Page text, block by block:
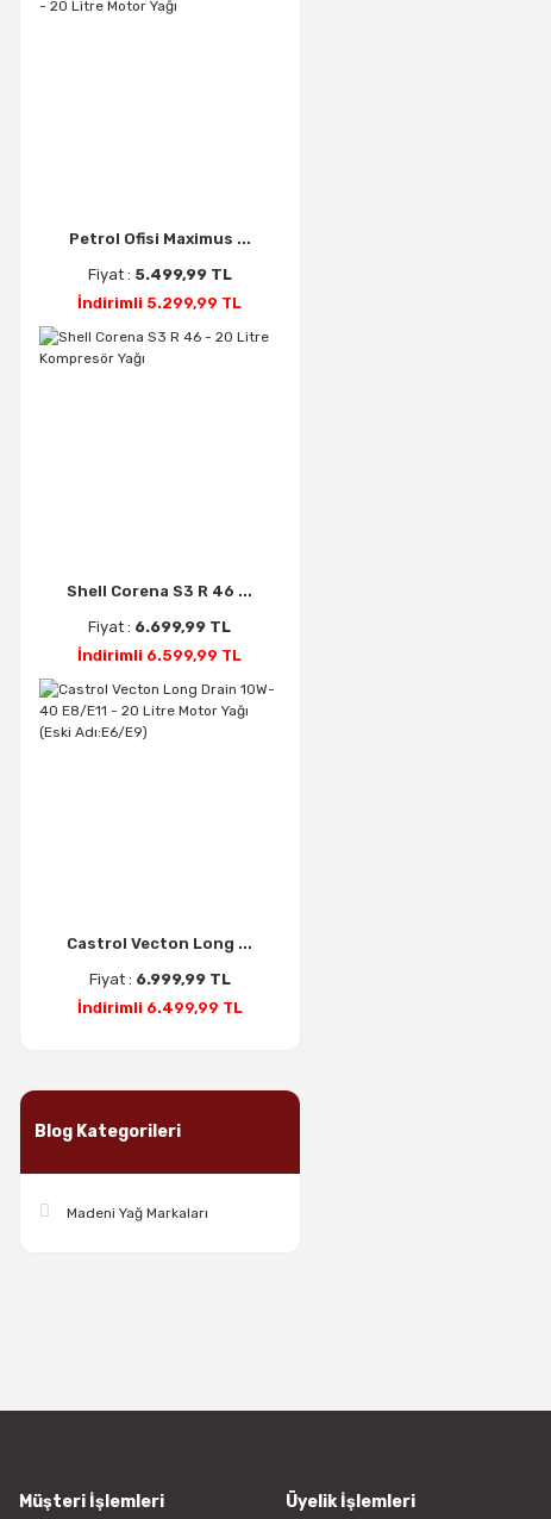
Petrol Ofisi Maximus ...
Fiyat : 5.499,99 TL
İndirimli 5.299,99 TL
Shell Corena S3 R 46 ...
Fiyat : 6.699,99 TL
İndirimli 6.599,99 TL
Castrol Vecton Long ...
Fiyat : 6.999,99 TL
İndirimli 6.499,99 TL
Blog Kategorileri
Madeni Yağ Markaları
Müşteri İşlemleri Üyelik İşlemleri